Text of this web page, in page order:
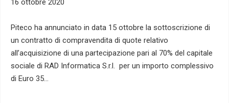
16 ottobre 2020
Piteco ha annunciato in data 15 ottobre la sottoscrizione di
un contratto di compravendita di quote relativo
all’acquisizione di una partecipazione pari al 70% del capitale
sociale di RAD Informatica S.r.l. per un importo complessivo
di Euro 35…